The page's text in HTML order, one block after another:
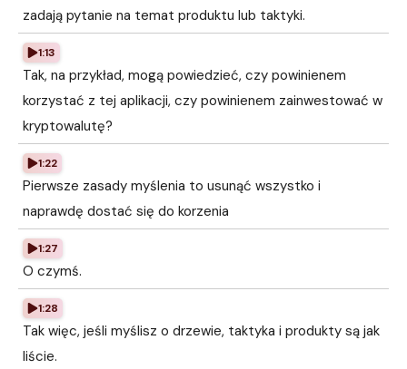
zadają pytanie na temat produktu lub taktyki.
1:13
Tak, na przykład, mogą powiedzieć, czy powinienem
korzystać z tej aplikacji, czy powinienem zainwestować w
kryptowalutę?
1:22
Pierwsze zasady myślenia to usunąć wszystko i
naprawdę dostać się do korzenia
1:27
O czymś.
1:28
Tak więc, jeśli myślisz o drzewie, taktyka i produkty są jak
liście.